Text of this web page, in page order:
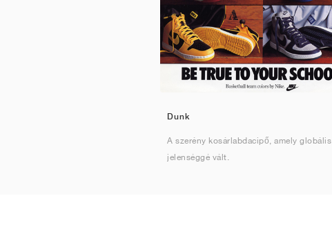
Dunk
A szerény kosárlabdacipő, amely globális
jelenséggé vált.